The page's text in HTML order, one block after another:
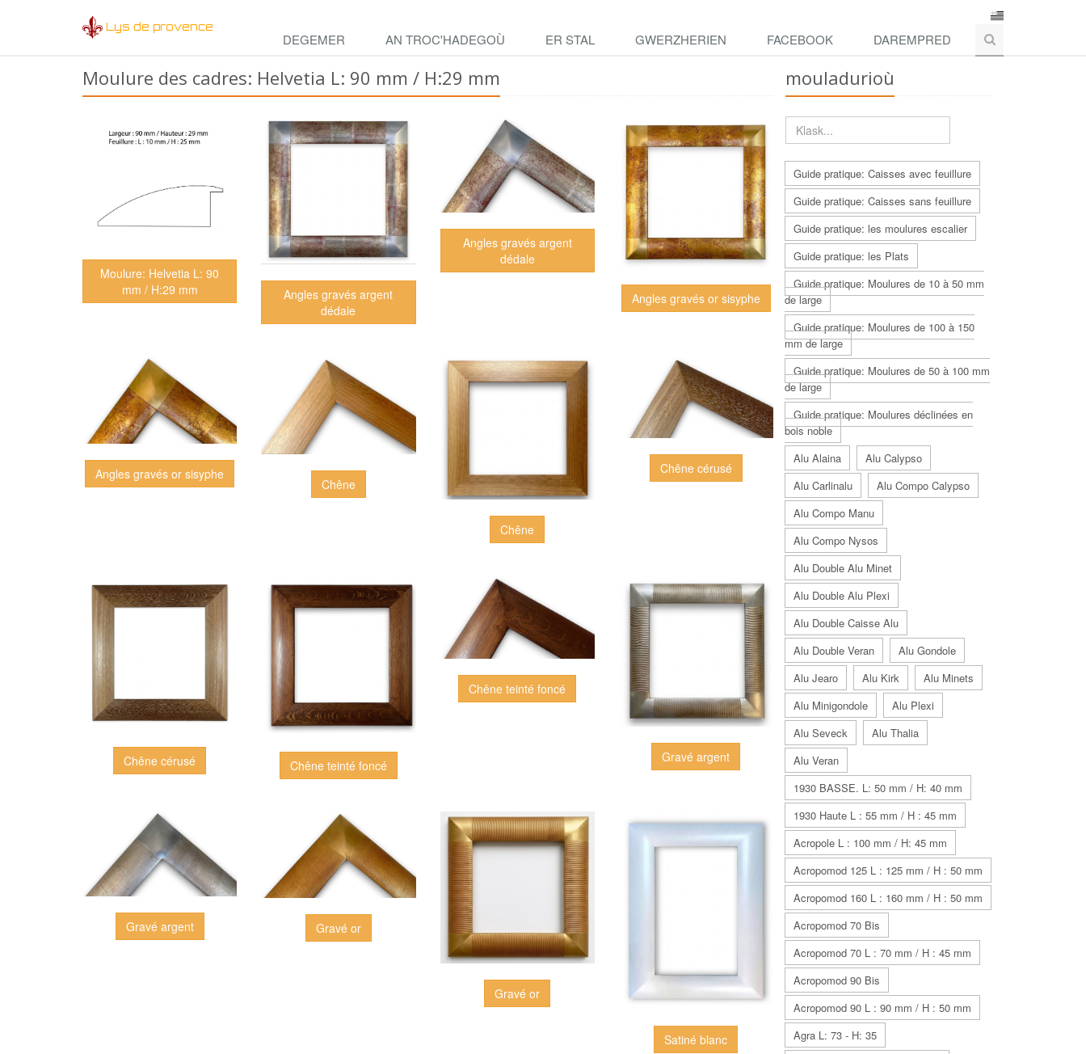
Lys de provence
DEGEMER AN TROC'HADEGOÙ ER STAL GWERZHERIEN FACEBOOK DAREMPRED
Moulure des cadres: Helvetia L: 90 mm / H:29 mm
Moulure: Helvetia L: 90
mm / H:29 mm
Angles gravés argent
dédale
Angles gravés argent
dédale
Angles gravés or sisyphe
Angles gravés or sisyphe
Chêne
Chêne
Chêne cérusé
Chêne cérusé Chêne teinté foncé
Chêne teinté foncé
Gravé argent
Gravé argent Gravé or
Gravé or
Satiné blanc
mouladurioù
Guide pratique: Caisses avec feuillure
Guide pratique: Caisses sans feuillure
Guide pratique: les moulures escalier
Guide pratique: les Plats
Guide pratique: Moulures de 10 à 50 mm
de large
Guide pratique: Moulures de 100 à 150
mm de large
Guide pratique: Moulures de 50 à 100 mm
de large
Guide pratique: Moulures déclinées en
bois noble
Alu Alaina
Alu Calypso
Alu Carlinalu
Alu Compo Calypso
Alu Compo Manu
Alu Compo Nysos
Alu Double Alu Minet
Alu Double Alu Plexi
Alu Double Caisse Alu
Alu Double Veran
Alu Gondole
Alu Jearo
Alu Kirk
Alu Minets
Alu Minigondole
Alu Plexi
Alu Seveck
Alu Thalia
Alu Veran
1930 BASSE. L: 50 mm / H: 40 mm
1930 Haute L : 55 mm / H : 45 mm
Acropole L : 100 mm / H: 45 mm
Acropomod 125 L : 125 mm / H : 50 mm
Acropomod 160 L : 160 mm / H : 50 mm
Acropomod 70 Bis
Acropomod 70 L : 70 mm / H : 45 mm
Acropomod 90 Bis
Acropomod 90 L : 90 mm / H : 50 mm
Agra L: 73 - H: 35